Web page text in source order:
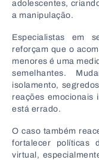
adolescentes,
a manipulação.
Especialistas em
reforçam que o
menores é uma
semelhantes.
isolamento,
reações emocionais
está errado.
O caso também
fortalecer políticas
virtual,